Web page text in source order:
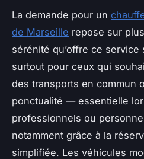
La demande pour un
de Marseille repose sur
sérénité qu’offre ce
surtout pour ceux qui
des transports en commun
ponctualité — essentielle
professionnels ou
notamment grâce à la
simplifiée. Les véhicules